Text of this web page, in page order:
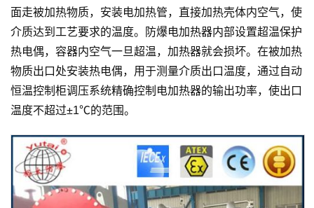
面走被加热物质，安装电加热管，直接加热壳体内空气，使
介质达到工艺要求的温度。防爆电加热器内部设置超温保护
热电偶，容器内空气一旦超温，加热器就会损坏。在被加热
物质出口处安装热电偶，用于测量介质出口温度，通过自动
恒温控制柜调压系统精确控制电加热器的输出功率，使出口
温度不超过±1℃的范围。